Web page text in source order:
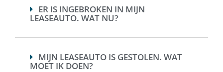
ER IS INGEBROKEN IN MIJN
LEASEAUTO. WAT NU?
MIJN LEASEAUTO IS GESTOLEN. WAT
MOET IK DOEN?